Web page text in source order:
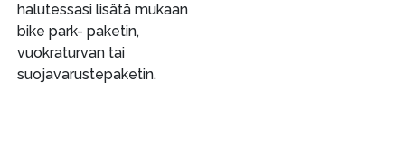
halutessasi lisätä mukaan
bike park- paketin,
vuokraturvan tai
suojavarustepaketin.